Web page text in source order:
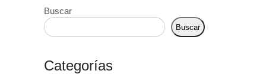
Buscar
Buscar
Categorías